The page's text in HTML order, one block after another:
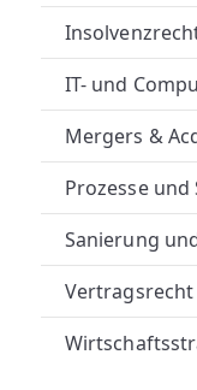
N
W
IT- und
Mergers &
Prozesse
Sanierung
Vertragsrecht